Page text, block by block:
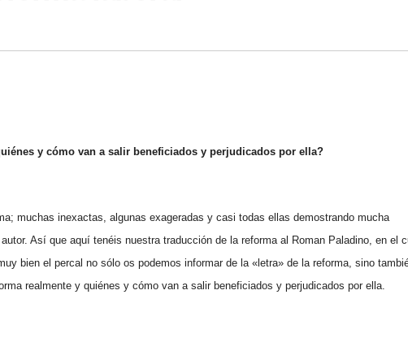
y cómo van a salir beneficiados y perjudicados por ella?
muchas inexactas, algunas exageradas y casi todas ellas demostrando mucha
Así que aquí tenéis nuestra traducción de la reforma al Roman Paladino, en el
bien el percal no sólo os podemos informar de la «letra» de la reforma, sino
realmente y quiénes y cómo van a salir beneficiados y perjudicados por ella.